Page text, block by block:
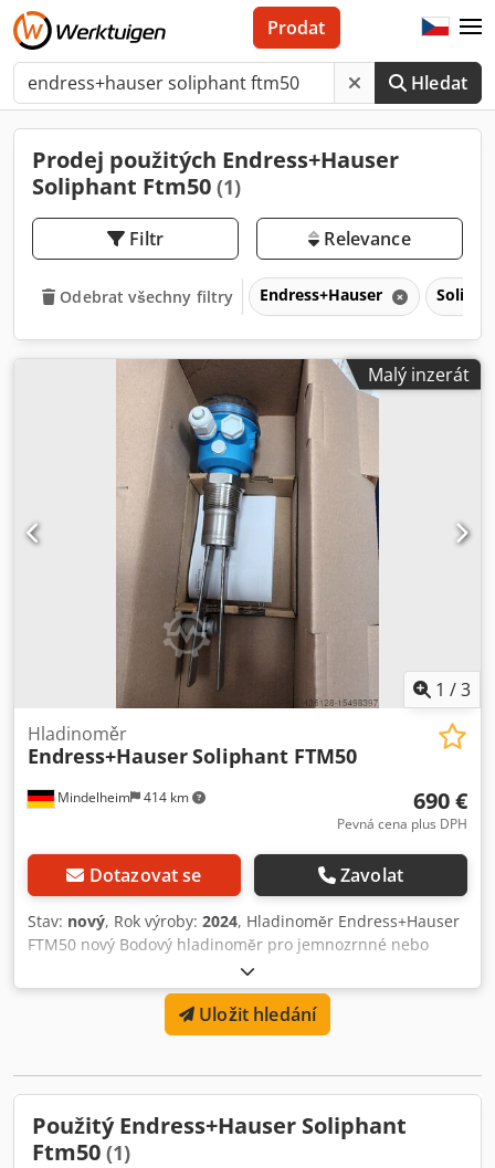
Hledat
Prodat
Prodej použitých Endress+Hauser
Soliphant Ftm50 (1)
Filtr Relevance
Odebrat všechny filtry Endress+Hauser
Malý inzerát
1 /3
Mindelheim 414 km
Hladinoměr
Endress+HauserSoliphant FTM50
690 €
Pevná cena plus DPH
Dotazovat se Zavolat
Stav: nový, Rok výroby: 2024, Hladinoměr Endress+Hauser
FTM50 nový Bodový hladinoměr pro jemnozrnné nebo
práškovité sypké látky. Dcsdper E Uf Sofx Akqek Procesní
připojení: Procesní připojení: závitové, přírubové a
hygienické (Tri-Clamp). Teplota: -50 až +280 °C Tlak: -1 až
+25 bar Délka senzoru: 145 mm, 200 mm Materiál snímače:
Mezinárodní certifikáty ochrany proti výbuchu K dispozici
Uložit hledání
Použitý Endress+Hauser Soliphant
Ftm50 (1)